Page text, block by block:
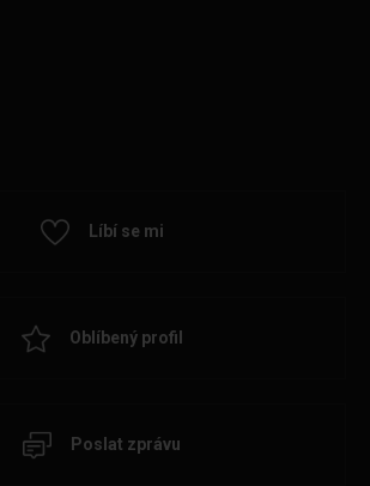
Líbí se mi
Oblíbený profil
Poslat zprávu